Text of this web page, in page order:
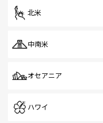
北米
中南米
オセアニア
ハワイ